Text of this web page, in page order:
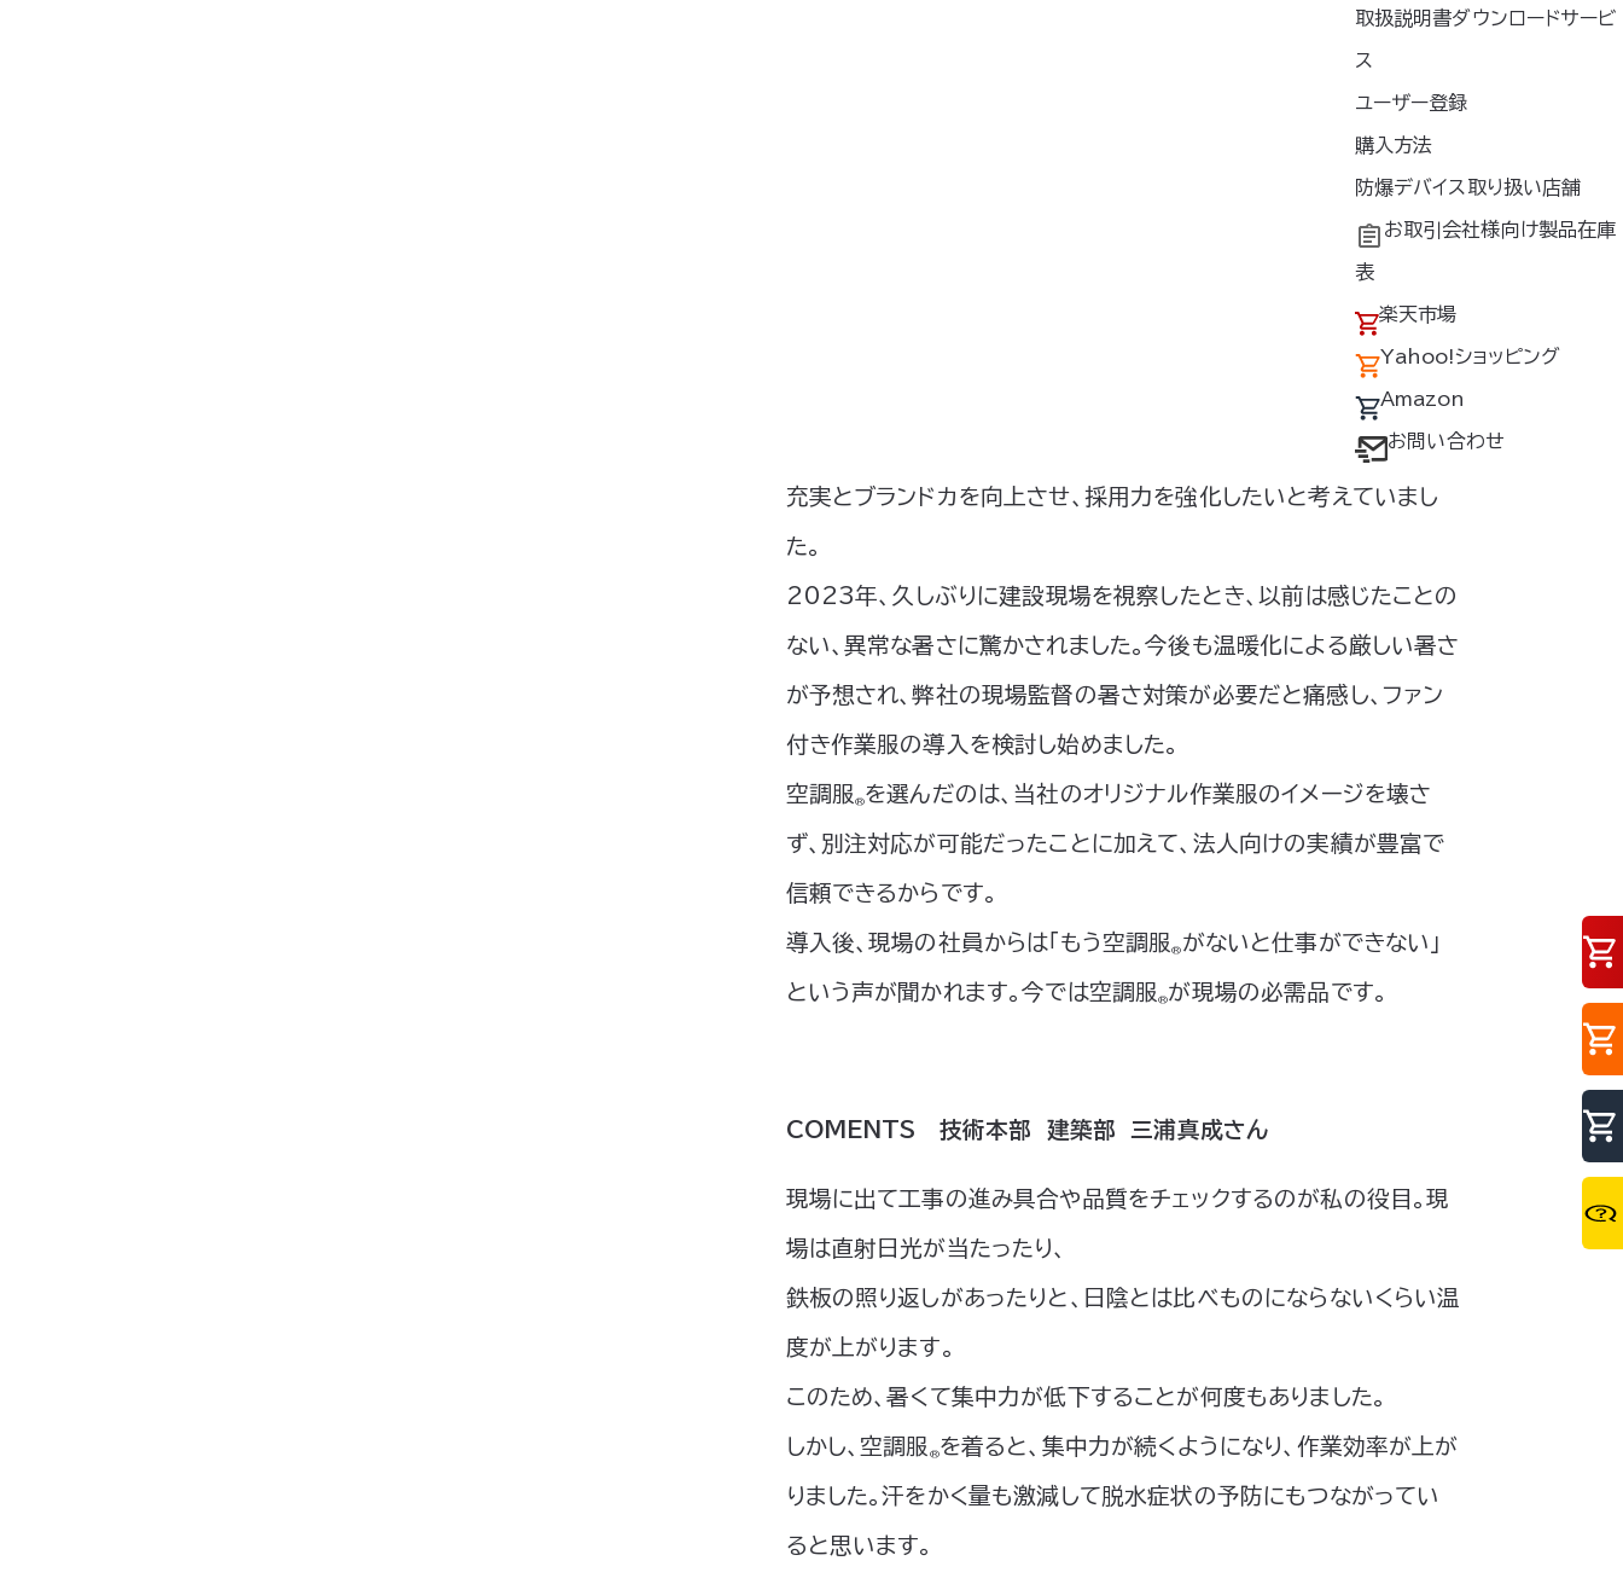
取扱説明書ダウンロードサービ
ス
ユーザー登録
購入方法
防爆デバイス取り扱い店舗
お取引会社様向け製品在庫
表
楽天市場
Yahoo!ショッピング
Amazon
お問い合わせ
同社が目指すのは“脱中小企業’’。現場で働く社員たちの環境改善
に加えて、福利厚生の充実によるブランドの向上や採用力強化を図
を導入していただきました。
私は以前から中小企業からの脱却を目指しており、福利厚生制度の
充実とブランドカを向上させ、採用力を強化したいと考えていまし
た。
2023年、久しぶりに建設現場を視察したとき、以前は感じたことの
ない、異常な暑さに驚かされました。今後も温暖化による厳しい暑さ
が予想され、弊社の現場監督の暑さ対策が必要だと痛感し、ファン
付き作業服の導入を検討し始めました。
空調服 ®を選んだのは、当社のオリジナル作業服のイメージを壊さ
ず、別注対応が可能だったことに加えて、法人向けの実績が豊富で
信頼できるからです。
導入後、現場の社員からは「もう空調服 ® がないと仕事ができない」
という声が聞かれます。今では空調服 ®が現場の必需品です。
COMENTS 技術本部 建築部 三浦真成さん
現場に出て工事の進み具合や品質をチェックするのが私の役目。現
場は直射日光が当たったり、
鉄板の照り返しがあったりと、日陰とは比べものにならないくらい温
度が上がります。
このため、暑くて集中力が低下することが何度もありました。
しかし、空調服 ®を着ると、集中力が続くようになり、作業効率が上が
りました。汗をかく量も激減して脱水症状の予防にもつながってい
ると思います。